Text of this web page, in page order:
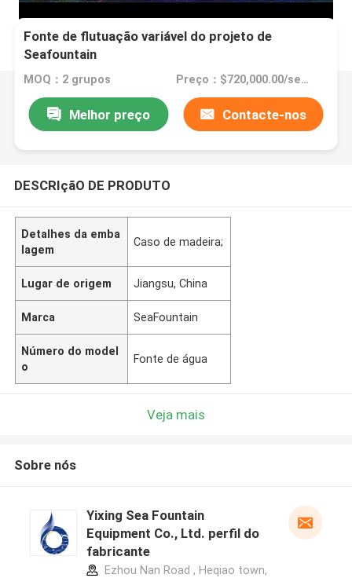
Fonte de flutuação variável do projeto de
Seafountain
MOQ：2 grupos Preço：$720,000.00/sets >=2 sets
Melhor preço Contacte-nos
DESCRIçãO DE PRODUTO
Detalhes da emba
lagem
Caso de madeira;
Lugar de origem Jiangsu, China
Marca SeaFountain
Número do model
o
Fonte de água
Veja mais
Sobre nós
Yixing Sea Fountain
Equipment Co., Ltd. perfil do
fabricante
Ezhou Nan Road , Heqiao town,